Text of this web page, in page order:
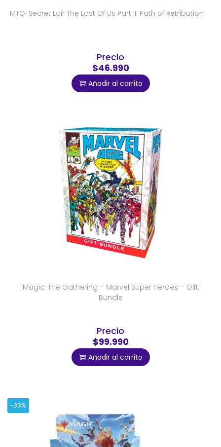
MTG: Secret Lair The Last Of Us Part II: Path of Retribution
Precio
$46.990
Añadir al carrito
Magic: The Gathering – Marvel Super Heroes – Gift
Bundle
Precio
$99.990
Añadir al carrito
-33%